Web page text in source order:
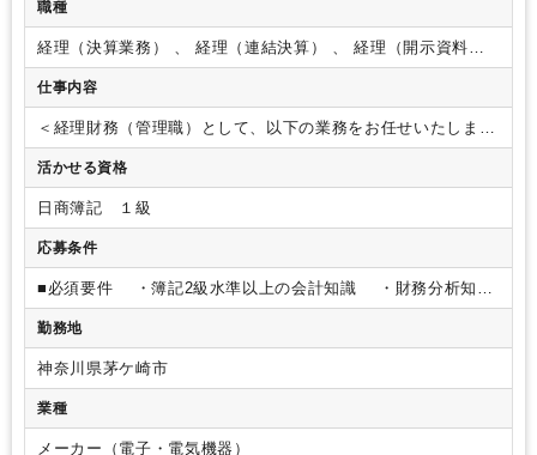
職種
経理（決算業務） 、 経理（連結決算） 、 経理（開示資料作
成）
仕事内容
＜経理財務（管理職）として、以下の業務をお任せいたします
＞・連結CF作成業務・開示書類の作成・資金計画及
び予測(連結・単体）
算）
・グループ会社資金管理業務
活かせる資格
日商簿記 １級
応募条件
■必須要件 ・簿記2級水準以上の会計知識 ・財務分析知識
・決算業務(単体または連結）経験3年以上または財務分析、
融資審査、決算監査業務 経験3年以上
る方 ・大卒以上
方 ・融資審査の知識がある方
いる方
勤務地
神奈川県茅ケ崎市
業種
メーカー（電子・電気機器）